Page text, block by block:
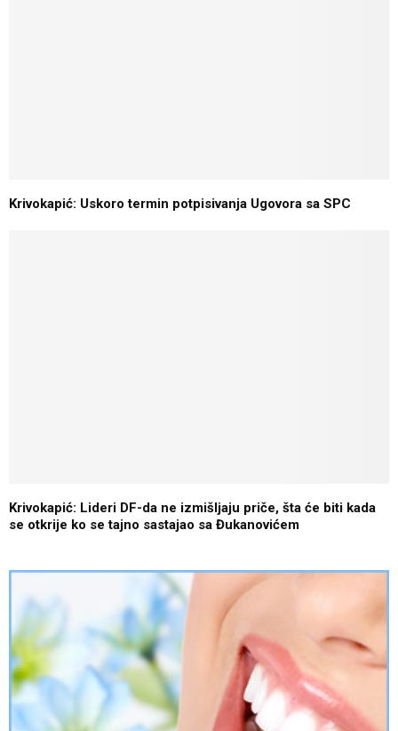
Krivokapić: Uskoro termin potpisivanja Ugovora sa SPC
Krivokapić: Lideri DF-da ne izmišljaju priče, šta će biti kada
se otkrije ko se tajno sastajao sa Đukanovićem